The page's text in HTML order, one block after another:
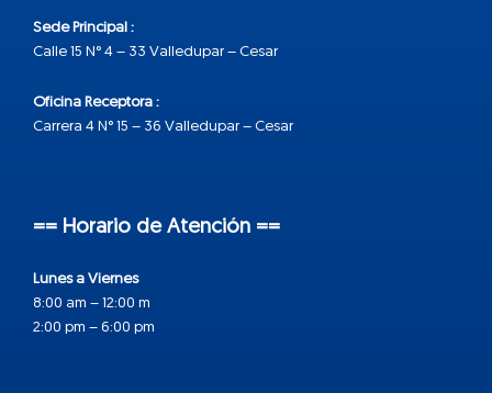
Sede Principal :
Calle 15 N° 4 – 33 Valledupar – Cesar
Oficina Receptora :
Carrera 4 N° 15 – 36 Valledupar – Cesar
== Horario de Atención ==
Lunes a Viernes
8:00 am – 12:00 m
2:00 pm – 6:00 pm